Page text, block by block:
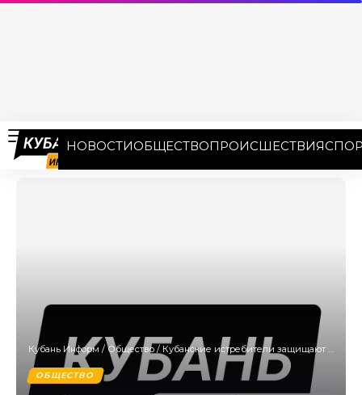
НОВОСТИОБЩЕСТВОПРОИСШЕСТВИЯ
Кубань Информ /Общество / Кубанские истребители защищают Россию с воздуха
ОБЩЕСТВО